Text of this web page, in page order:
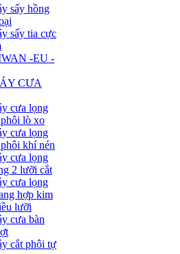
sấy hồng
sấy tia cực
-EU -
CƯA
cưa lọng
lò xo
cưa lọng
khí nén
cưa lọng
2 lưỡi cắt
cưa lọng
hợp kim
lưỡi
cưa bàn
cắt phôi tự